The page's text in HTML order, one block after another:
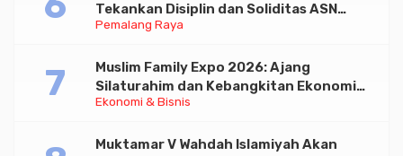
Pemalang Raya
Tekankan Disiplin dan Soliditas ASN
untuk Pelayanan Publik
Ekonomi & Bisnis
Muslim Family Expo 2026: Ajang
Silaturahim dan Kebangkitan Ekonomi
Halal di Jakarta
Muktamar V Wahdah Islamiyah Akan